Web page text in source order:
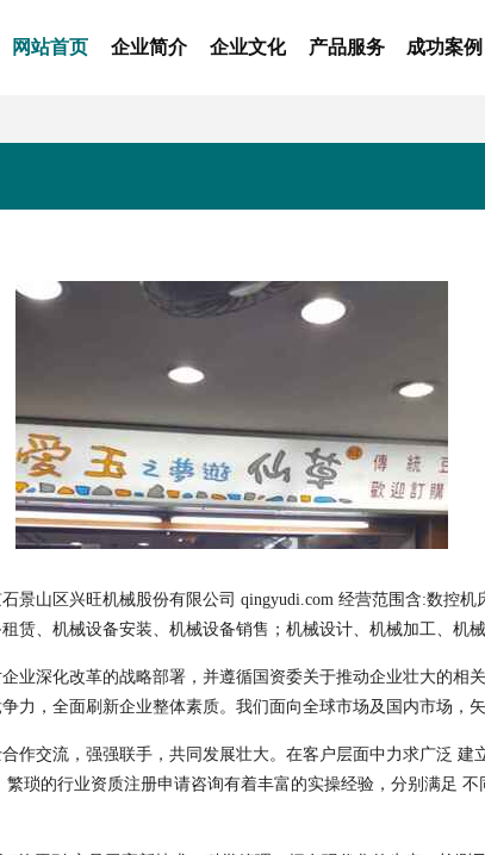
网站首页 企业简介 企业文化 产品服务 成功案例
景山区兴旺机械股份有限公司 qingyudi.com 经营范围含:数控
赁、机械设备安装、机械设备销售；机械设计、机械加工、机
业深化改革的战略部署，并遵循国资委关于推动企业壮大的相
力，全面刷新企业整体素质。我们面向全球市场及国内市场，
作交流，强强联手，共同发展壮大。在客户层面中力求广泛
琐的行业资质注册申请咨询有着丰富的实操经验，分别满足